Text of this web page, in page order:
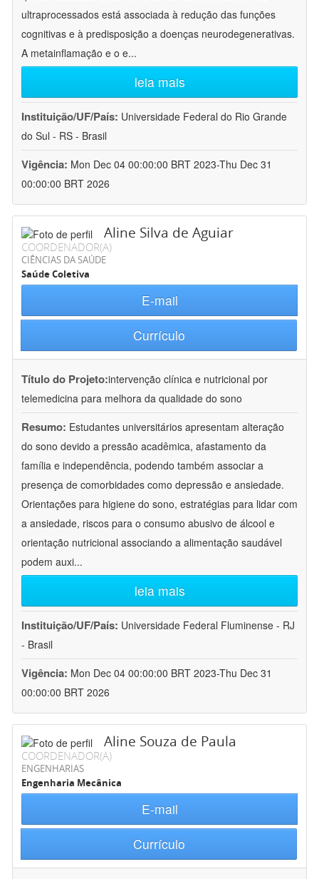
ultraprocessados está associada à redução das funções
cognitivas e à predisposição a doenças neurodegenerativas.
A metainflamação e o e...
leia mais
Instituição/UF/País: Universidade Federal do Rio Grande
do Sul - RS - Brasil
Vigência: Mon Dec 04 00:00:00 BRT 2023-Thu Dec 31
00:00:00 BRT 2026
Aline Silva de Aguiar
COORDENADOR(A)
CIÊNCIAS DA SAÚDE
Saúde Coletiva
E-mail
Currículo
Título do Projeto:intervenção clínica e nutricional por
telemedicina para melhora da qualidade do sono
Resumo: Estudantes universitários apresentam alteração
do sono devido a pressão acadêmica, afastamento da
família e independência, podendo também associar a
presença de comorbidades como depressão e ansiedade.
Orientações para higiene do sono, estratégias para lidar com
a ansiedade, riscos para o consumo abusivo de álcool e
orientação nutricional associando a alimentação saudável
podem auxi...
leia mais
Instituição/UF/País: Universidade Federal Fluminense - RJ
- Brasil
Vigência: Mon Dec 04 00:00:00 BRT 2023-Thu Dec 31
00:00:00 BRT 2026
Aline Souza de Paula
COORDENADOR(A)
ENGENHARIAS
Engenharia Mecânica
E-mail
Currículo